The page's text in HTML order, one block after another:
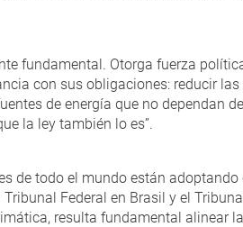
fundamental. Otorga fuerza
con sus obligaciones: reducir
de energía que no dependan
la ley también lo es”.
de todo el mundo están
Federal en Brasil y el
resulta fundamental alinear